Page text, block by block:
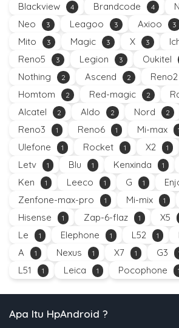
Blackview 4 Brandcode 4
Neo 3 Leagoo 3 Axioo 3
Mito 3 Magic 3 X 3
Reno5 3 Legion 3 Oukitel
Nothing 2 Ascend 2 Reno2
Homtom 2 Red-magic 2
Alcatel 2 Aldo 2 Nord 2
Reno3 1 Reno6 1 Mi-max 1
Ulefone 1 Rocket 1 X2 1
Letv 1 Blu 1 Kenxinda 1
Ken 1 Leeco 1 G 1
Zenfone-max-pro 1 Mi-mix 1
Hisense 1 Zap-6-flaz 1 X5
Le 1 Elephone 1 L52 1
A 1 Nexus 1 X7 1 G3
L51 1 Leica 1 Pocophone 1
Apa Itu HpAndroid ?